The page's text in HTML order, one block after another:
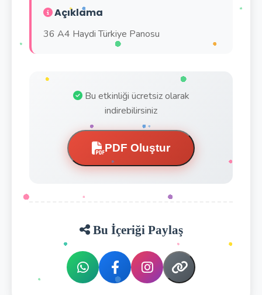
Açıklama
36 A4 Haydi Türkiye Panosu
Bu etkinliği ücretsiz olarak
indirebilirsiniz
PDF Oluştur
Bu İçeriği Paylaş